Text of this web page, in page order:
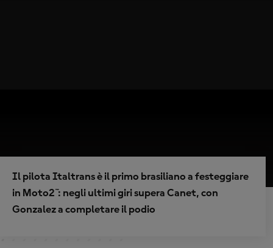
Il pilota Italtrans è il primo brasiliano a festeggiare
in Moto2™: negli ultimi giri supera Canet, con
Gonzalez a completare il podio